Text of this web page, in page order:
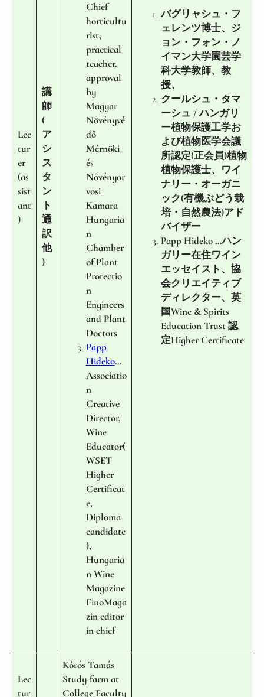
Lec
tur
er
(as
sist
ant
)
講
師
(
ア
シ
ス
タ
ン
ト
通
訳
他
)
Chief
horticultu
rist,
practical
teacher.
approval
by
Magyar
Növényvé
dő
Mérnöki
és
Növényor
vosi
Kamara
Hungaria
n
Chamber
of Plant
Protectio
n
Engineers
and Plant
Doctors
Papp
Hideko…
Associatio
n
Creative
Director,
Wine
Educator(
WSET
Higher
Certificat
e,
Diploma
candidate
),
Hungaria
n Wine
Magazine
FinoMaga
zin editor
in chief
バグリャシュ・フ
ェレンツ博士、ジ
ョン・フォン・ノ
イマン大学園芸学
科大学教師、教
授、
クールシュ・タマ
ーシュ / ハンガリ
ー植物保護工学お
よび植物医学会議
所認定(正会員)植物
植物保護士、ワイ
ナリー・オーガニ
ック(有機ぶどう栽
培・自然農法)アド
バイザー
Papp Hideko …ハン
ガリー在住ワイン
エッセイスト、協
会クリエイティブ
ディレクター、英
国Wine & Spirits
Education Trust 認
定Higher Certificate
Lec
tur
Kórós Tamás
Study-farm at
College Faculty